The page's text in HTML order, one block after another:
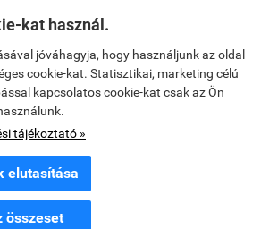
kat használ.
jóváhagyja, hogy használjunk az oldal
cookie-kat. Statisztikai, marketing célú
kapcsolatos cookie-kat csak az Ön
tájékoztató »
elutasítása
összeset